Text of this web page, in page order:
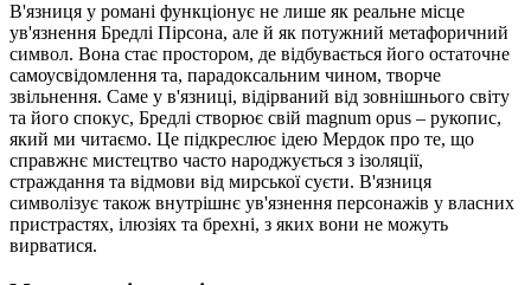
В'язниця у романі функціонує не лише як реальне місце
ув'язнення Бредлі Пірсона, але й як потужний метафоричний
символ. Вона стає простором, де відбувається його остаточне
самоусвідомлення та, парадоксальним чином, творче
звільнення. Саме у в'язниці, відірваний від зовнішнього світу
та його спокус, Бредлі створює свій magnum opus – рукопис,
який ми читаємо. Це підкреслює ідею Мердок про те, що
справжнє мистецтво часто народжується з ізоляції,
страждання та відмови від мирської суєти. В'язниця
символізує також внутрішнє ув'язнення персонажів у власних
пристрастях, ілюзіях та брехні, з яких вони не можуть
вирватися.